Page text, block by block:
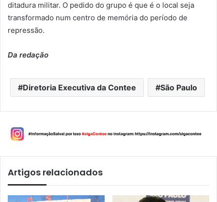
ditadura militar. O pedido do grupo é que é o local seja
transformado num centro de memória do período de
repressão.
Da redação
Diretoria Executiva da Contee São Paulo
Artigos relacionados